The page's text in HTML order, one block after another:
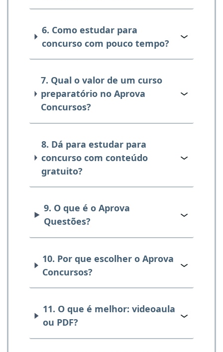
6. Como estudar para
concurso com pouco tempo?
7. Qual o valor de um curso
preparatório no Aprova
Concursos?
8. Dá para estudar para
concurso com conteúdo
gratuito?
9. O que é o Aprova
Questões?
10. Por que escolher o Aprova
Concursos?
11. O que é melhor: videoaula
ou PDF?